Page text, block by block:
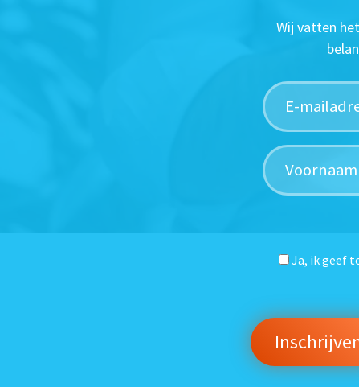
Wij vatten
Ja, ik geef